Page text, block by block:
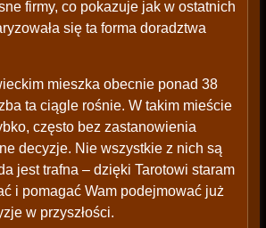
firmy, co pokazuje jak w ostatnich
się ta forma doradztwa
mieszka obecnie ponad 38
ta ciągle rośnie. W takim mieście
często bez zastanowienia
decyzje. Nie wszystkie z nich są
jest trafna – dzięki Tarotowi staram
i pomagać Wam podejmować już
w przyszłości.